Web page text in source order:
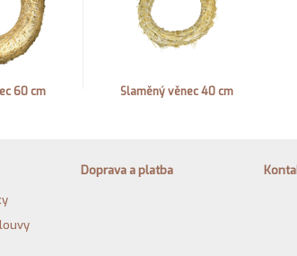
60 cm Slaměný věnec 40 cm
Doprava a platba